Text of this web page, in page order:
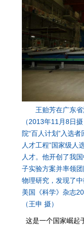
王贻芳在广东
（2013年11月8日
院“百人计划”入选
人才工程”国家级人
人才。他开创了我
子实验方案并率领
物理研究，发现了
美国《科学》杂志
（王申 摄）
这是一个国家崛起